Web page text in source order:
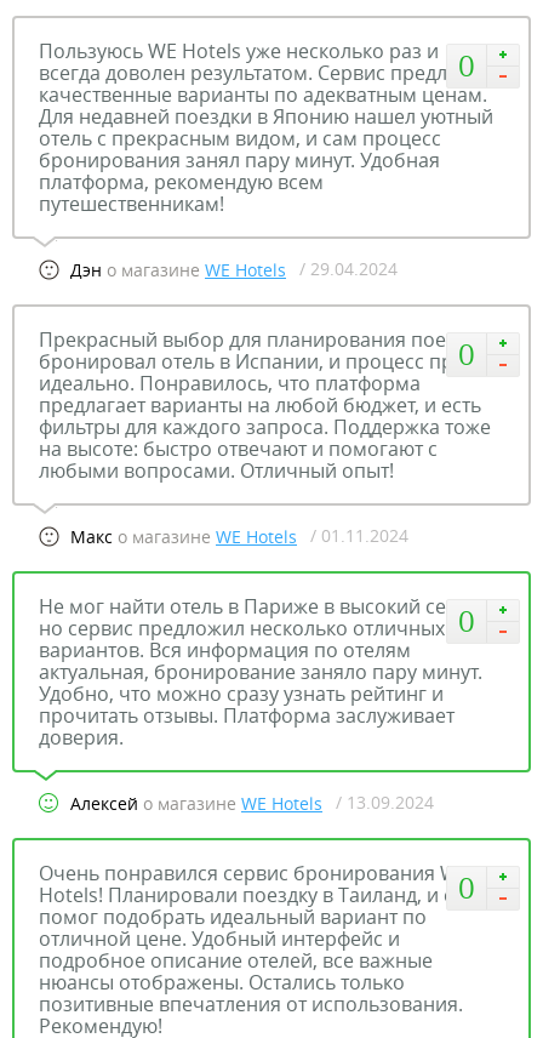
0
Пользуюсь WE Hotels уже несколько раз и
всегда доволен результатом. Сервис предлагает
качественные варианты по адекватным ценам.
Для недавней поездки в Японию нашел уютный
отель с прекрасным видом, и сам процесс
бронирования занял пару минут. Удобная
платформа, рекомендую всем
путешественникам!
Дэн о магазине WE Hotels / 29.04.2024
0
Прекрасный выбор для планирования поездок,
бронировал отель в Испании, и процесс прошел
идеально. Понравилось, что платформа
предлагает варианты на любой бюджет, и есть
фильтры для каждого запроса. Поддержка тоже
на высоте: быстро отвечают и помогают с
любыми вопросами. Отличный опыт!
Макс о магазине WE Hotels / 01.11.2024
0
Не мог найти отель в Париже в высокий сезон,
но сервис предложил несколько отличных
вариантов. Вся информация по отелям
актуальная, бронирование заняло пару минут.
Удобно, что можно сразу узнать рейтинг и
прочитать отзывы. Платформа заслуживает
доверия.
Алексей о магазине WE Hotels / 13.09.2024
0
Очень понравился сервис бронирования WE
Hotels! Планировали поездку в Таиланд, и сайт
помог подобрать идеальный вариант по
отличной цене. Удобный интерфейс и
подробное описание отелей, все важные
нюансы отображены. Остались только
позитивные впечатления от использования.
Рекомендую!